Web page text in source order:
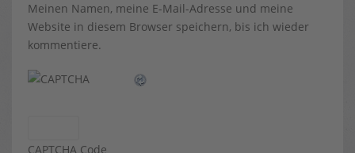
Meinen Namen, meine E-Mail-Adresse und meine
Website in diesem Browser speichern, bis ich wieder
kommentiere.
CAPTCHA Code